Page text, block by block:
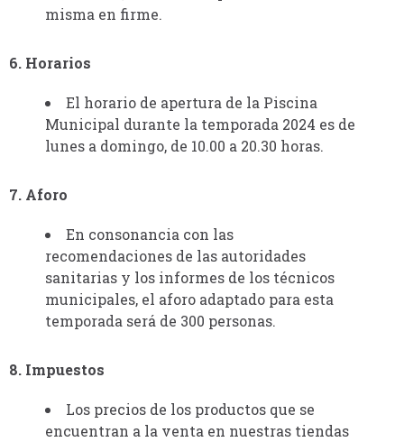
misma en firme.
6. Horarios
El horario de apertura de la Piscina
Municipal durante la temporada 2024 es de
lunes a domingo, de 10.00 a 20.30 horas.
7. Aforo
En consonancia con las
recomendaciones de las autoridades
sanitarias y los informes de los técnicos
municipales, el aforo adaptado para esta
temporada será de 300 personas.
8. Impuestos
Los precios de los productos que se
encuentran a la venta en nuestras tiendas